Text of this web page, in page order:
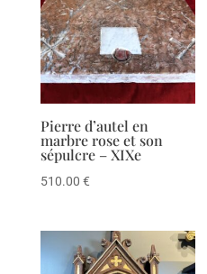
Pierre d’autel en
marbre rose et son
sépulcre – XIXe
510.00 €